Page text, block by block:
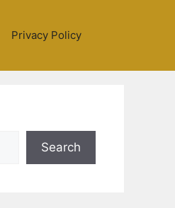
Privacy Policy
Search